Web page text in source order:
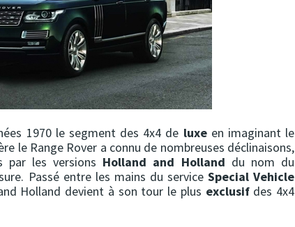
1970 le segment des 4x4 de luxeen imaginant le
le Range Rover a connu de nombreuses déclinaisons,
par les versions Holland and Holland du nom du
Passé entre les mains du serviceSpecial Vehicle
Holland devient à son tour le plus exclusifdes 4x4